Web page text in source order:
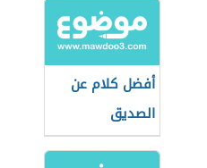
أفضل كلام عن
الصديق